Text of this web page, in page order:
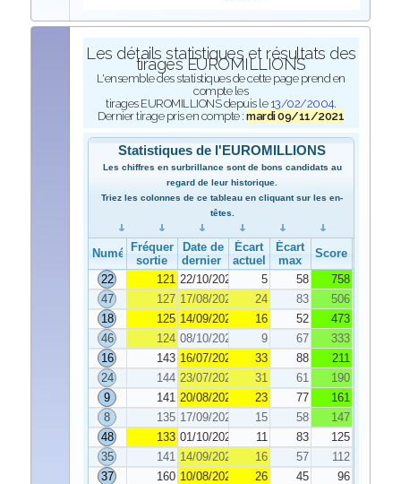
Les détails statistiques et résultats des
tirages EUROMILLIONS
L'ensemble des statistiques de cette page prend en
compte les
tirages EUROMILLIONS depuis le 13/02/2004.
Dernier tirage pris en compte :mardi 09/11/2021
Statistiques de l'EUROMILLIONS
Les chiffres en surbrillance sont de bons candidats au
regard de leur historique.
Triez les colonnes de ce tableau en cliquant sur les en-
têtes.
NuméroFréquence de
sortie
Date de
dernier tirage
Écart
actuel
Écart
max
Score
22
121 22/10/2021 5 58
758
47
127 17/08/2021 24 83
506
18
125 14/09/2021 16 52
473
46
124 08/10/2021 9 67
333
16
143 16/07/2021 33 88
211
24
144 23/07/2021 31 61
190
9
141 20/08/2021 23 77
161
8
135 17/09/2021 15 58
147
48
133 01/10/2021 11 83
125
35
141 14/09/2021 16 57
112
37
160 10/08/2021 26 45
96